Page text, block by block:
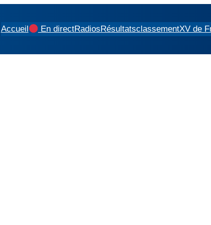
Accueil En directRadiosRésultatsclassementXV de